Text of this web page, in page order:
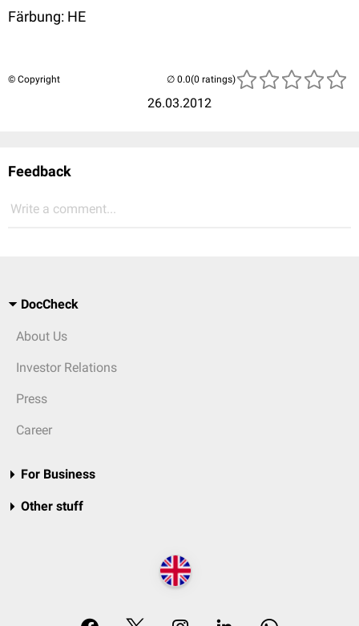
Färbung: HE
© Copyright
26.03.2012
(0 ratings)
Feedback
Write a comment...
DocCheck
About Us
Investor Relations
Press
Career
For Business
Other stuff